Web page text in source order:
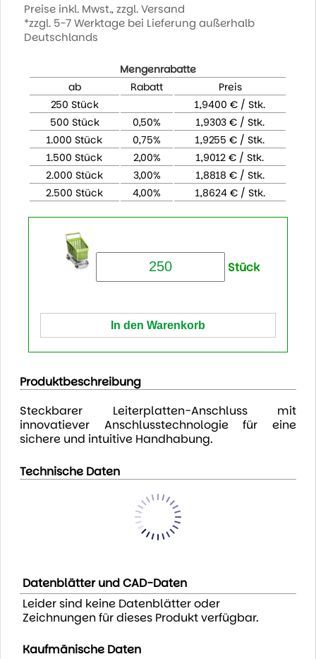
Preise inkl. Mwst., zzgl. Versand
*zzgl. 5-7 Werktage bei Lieferung außerhalb
Deutschlands
Mengenrabatte
ab
Rabatt
Preis
250 Stück
1,9400 € / Stk.
500 Stück
0,50%
1,9303 € / Stk.
1.000 Stück
0,75%
1,9255 € / Stk.
1.500 Stück
2,00%
1,9012 € / Stk.
2.000 Stück
3,00%
1,8818 € / Stk.
2.500 Stück
4,00% 1,8624 € / Stk.
Stück
Produktbeschreibung
Steckbarer Leiterplatten-Anschluss mit
innovatiever Anschlusstechnologie für eine
sichere und intuitive Handhabung.
Technische Daten
Datenblätter und CAD-Daten
Leider sind keine Datenblätter oder
Zeichnungen für dieses Produkt verfügbar.
Kaufmänische Daten